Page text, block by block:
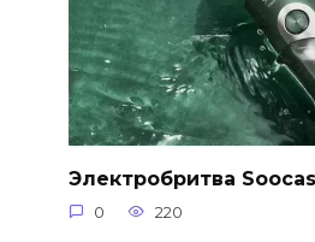
Электробритва
0 220